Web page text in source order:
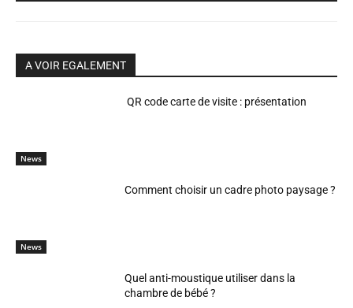
A VOIR EGALEMENT
News
QR code carte de visite : présentation
News
Comment choisir un cadre photo paysage ?
Quel anti-moustique utiliser dans la
chambre de bébé ?